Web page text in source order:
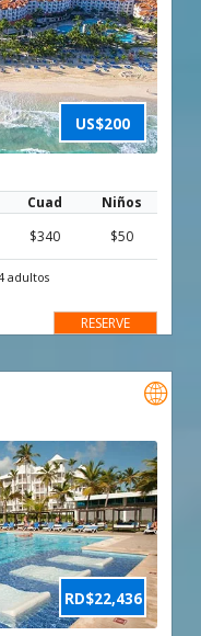
US$200
Cuad Niños
$340 $50
adultos
RESERVE
RD$22,436
